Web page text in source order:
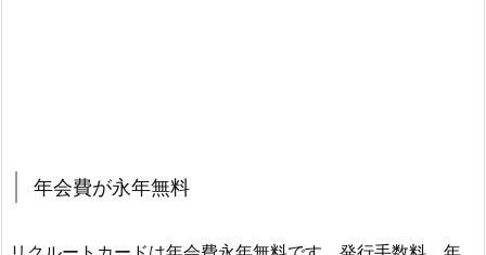
年会費が永年無料